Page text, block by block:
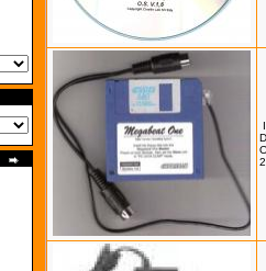
2